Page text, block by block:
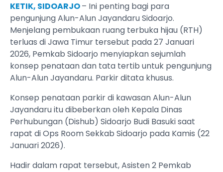
KETIK, SIDOARJO– Ini penting bagi para
pengunjung Alun-Alun Jayandaru Sidoarjo.
Menjelang pembukaan ruang terbuka hijau (RTH)
terluas di Jawa Timur tersebut pada 27 Januari
2026, Pemkab Sidoarjo menyiapkan sejumlah
konsep penataan dan tata tertib untuk pengunjung
Alun-Alun Jayandaru. Parkir ditata khusus.
Konsep penataan parkir di kawasan Alun-Alun
Jayandaru itu dibeberkan oleh Kepala Dinas
Perhubungan (Dishub) Sidoarjo Budi Basuki saat
rapat di Ops Room Sekkab Sidoarjo pada Kamis (22
Januari 2026).
Hadir dalam rapat tersebut, Asisten 2 Pemkab